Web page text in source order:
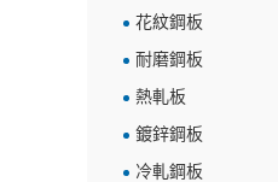
花紋鋼板
耐磨鋼板
熱軋板
鍍鋅鋼板
冷軋鋼板